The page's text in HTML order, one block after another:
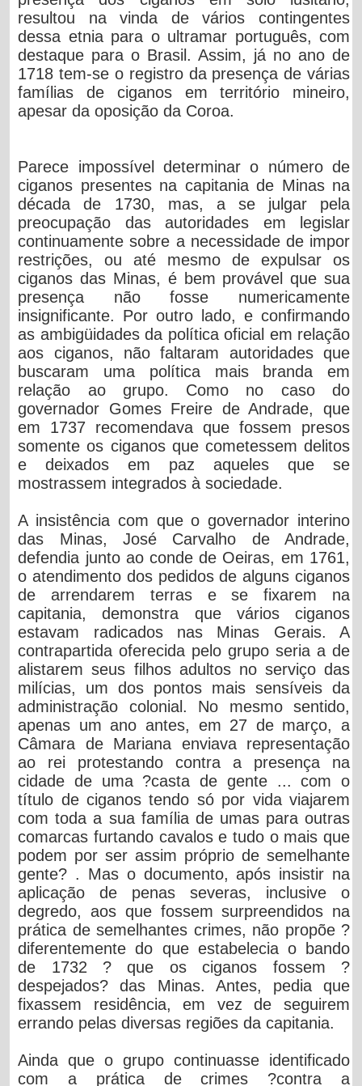
resultou na vinda de vários contingentes
dessa etnia para o ultramar português, com
destaque para o Brasil. Assim, já no ano de
1718 tem-se o registro da presença de várias
famílias de ciganos em território mineiro,
apesar da oposição da Coroa.
Parece impossível determinar o número de
ciganos presentes na capitania de Minas na
década de 1730, mas, a se julgar pela
preocupação das autoridades em legislar
continuamente sobre a necessidade de impor
restrições, ou até mesmo de expulsar os
ciganos das Minas, é bem provável que sua
presença não fosse numericamente
insignificante. Por outro lado, e confirmando
as ambigüidades da política oficial em relação
aos ciganos, não faltaram autoridades que
buscaram uma política mais branda em
relação ao grupo. Como no caso do
governador Gomes Freire de Andrade, que
em 1737 recomendava que fossem presos
somente os ciganos que cometessem delitos
e deixados em paz aqueles que se
mostrassem integrados à sociedade.
A insistência com que o governador interino
das Minas, José Carvalho de Andrade,
defendia junto ao conde de Oeiras, em 1761,
o atendimento dos pedidos de alguns ciganos
de arrendarem terras e se fixarem na
capitania, demonstra que vários ciganos
estavam radicados nas Minas Gerais. A
contrapartida oferecida pelo grupo seria a de
alistarem seus filhos adultos no serviço das
milícias, um dos pontos mais sensíveis da
administração colonial. No mesmo sentido,
apenas um ano antes, em 27 de março, a
Câmara de Mariana enviava representação
ao rei protestando contra a presença na
cidade de uma ?casta de gente ... com o
título de ciganos tendo só por vida viajarem
com toda a sua família de umas para outras
comarcas furtando cavalos e tudo o mais que
podem por ser assim próprio de semelhante
gente? . Mas o documento, após insistir na
aplicação de penas severas, inclusive o
degredo, aos que fossem surpreendidos na
prática de semelhantes crimes, não propõe ?
diferentemente do que estabelecia o bando
de 1732 ? que os ciganos fossem ?
despejados? das Minas. Antes, pedia que
fixassem residência, em vez de seguirem
errando pelas diversas regiões da capitania.
Ainda que o grupo continuasse identificado
com a prática de crimes ?contra a